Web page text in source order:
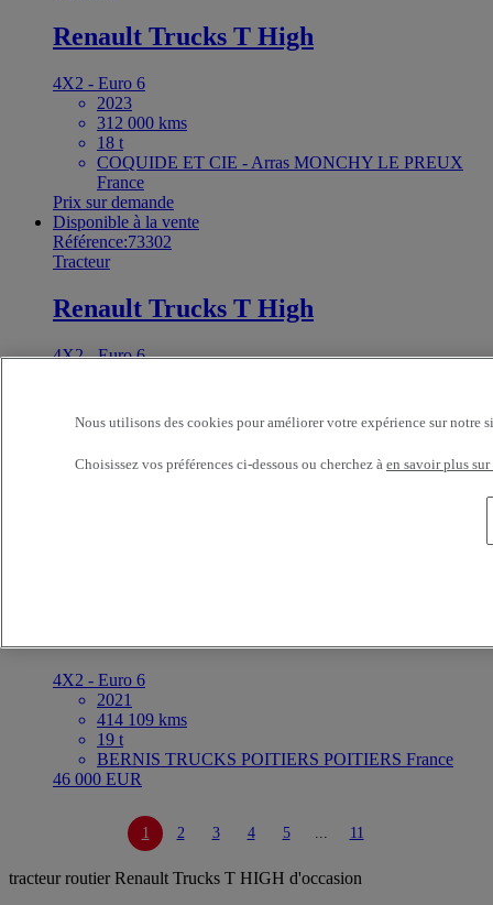
Renault Trucks T High
4X2 - Euro 6
2023
312 000 kms
18 t
COQUIDE ET CIE - Arras MONCHY LE PREUX
France
Prix sur demande
Disponible à la vente
Référence:73302
Tracteur
Renault Trucks T High
4X2 - Euro 6
19 t
CODICA VI CARPIQUET CARPIQUET France
Disponible à la vente
4X2 - Euro 6
2021
414 109 kms
19 t
BERNIS TRUCKS POITIERS POITIERS France
46 000 EUR
1 2 3 4 5 ... 11
tracteur routier Renault Trucks T HIGH d'occasion
Nous utilisons des cookies pour améliorer votre expérience sur notre
Choisissez vos préférences ci-dessous ou cherchez à en savoir plus